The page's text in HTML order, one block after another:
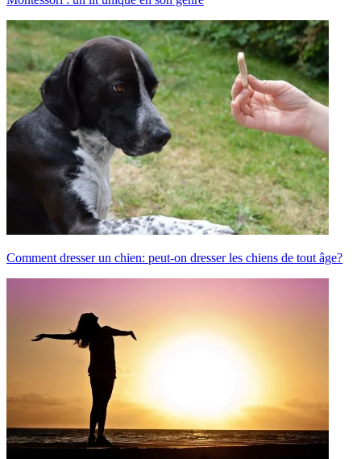
Comment dresser un chien: peut-on dresser les chiens de tout âge?